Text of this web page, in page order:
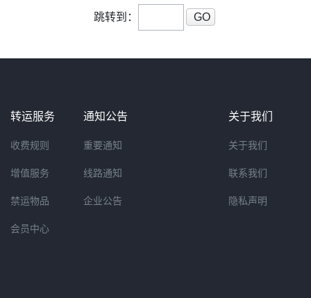
跳转到： GO
转运服务
收费规则
增值服务
禁运物品
会员中心
通知公告
重要通知
线路通知
企业公告
关于我们
关于我们
联系我们
隐私声明